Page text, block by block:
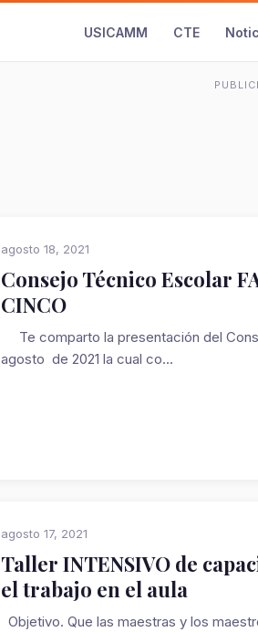
USICAMM CTE
agosto 18, 2021
Consejo Técnico Escolar
CINCO
Te comparto la presentación del
agosto de 2021 la cual co...
agosto 17, 2021
Taller INTENSIVO de
el trabajo en el aula
Objetivo. Que las maestras y los